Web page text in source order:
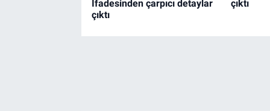
İfadesinden çarpıcı detaylar
çıktı
çıktı